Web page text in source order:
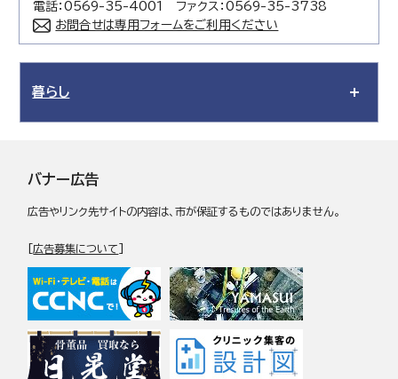
電話：0569-35-4001 ファクス：0569-35-3738
お問合せは専用フォームをご利用ください
暮らし
バナー広告
広告やリンク先サイトの内容は、市が保証するものではありません。
[広告募集について